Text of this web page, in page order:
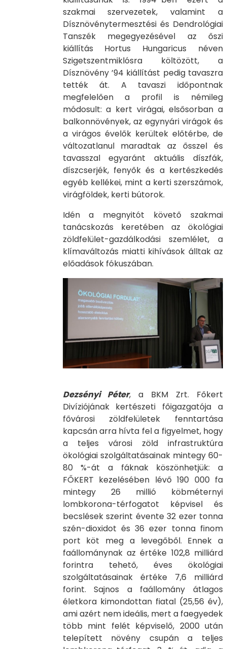
szakmai szervezetek, valamint a
Dísznövénytermesztési és Dendrológiai
Tanszék megegyezésével az őszi
kiállítás Hortus Hungaricus néven
Szigetszentmiklósra költözött, a
Dísznövény ’94 kiállítást pedig tavaszra
tették át. A tavaszi időpontnak
megfelelően a profil is némileg
módosult: a kert virágai, elsősorban a
balkonnövények, az egynyári virágok és
a virágos évelők kerültek előtérbe, de
változatlanul maradtak az ősszel és
tavasszal egyaránt aktuális díszfák,
díszcserjék, fenyők és a kertészkedés
egyéb kellékei, mint a kerti szerszámok,
virágföldek, kerti bútorok.
Idén a megnyitót követő szakmai
tanácskozás keretében az ökológiai
zöldfelület-gazdálkodási szemlélet, a
klímaváltozás miatti kihívások álltak az
előadások fókuszában.
Dezsényi Péter, a BKM Zrt. Főkert
Divíziójának kertészeti főigazgatója a
fővárosi zöldfelületek fenntartása
kapcsán arra hívta fel a figyelmet, hogy
a teljes városi zöld infrastruktúra
ökológiai szolgáltatásainak mintegy 60-
80 %-át a fáknak köszönhetjük: a
FŐKERT kezelésében lévő 190 000 fa
mintegy 26 millió köbméternyi
lombkorona-térfogatot képvisel és
becslések szerint évente 32 ezer tonna
szén-dioxidot és 36 ezer tonna finom
port köt meg a levegőből. Ennek a
faállománynak az értéke 102,8 milliárd
forintra tehető, éves ökológiai
szolgáltatásainak értéke 7,6 milliárd
forint. Sajnos a faállomány átlagos
életkora kimondottan fiatal (25,56 év),
ami azért nem ideális, mert a faegyedek
több mint felét képviselő, 2000 után
telepített növény csupán a teljes